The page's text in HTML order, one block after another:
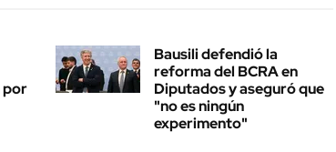
por
Bausili defendió la
reforma del BCRA en
Diputados y aseguró que
"no es ningún
experimento"